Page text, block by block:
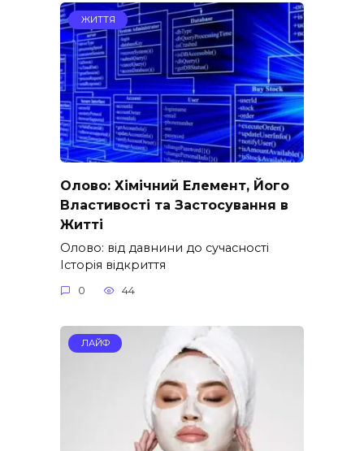
ЖИТТЯ
Олово: Хімічний Елемент, Його
Властивості та Застосування в
Житті
Олово: від давнини до сучасності
Історія відкриття
0 44
ЛАЙФ